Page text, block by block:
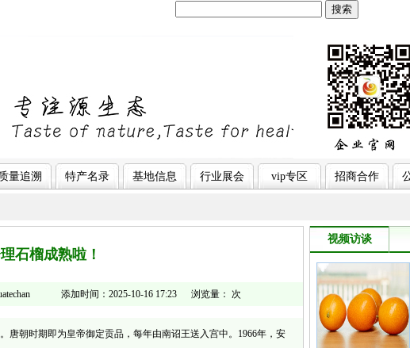
搜索
量追溯 特产名录 基地信息 行业展会 vip专区 招商合作
石榴成熟啦！
添加时间：2025-10-16 17:23 浏览量： 次
唐朝时期即为皇帝御定贡品，每年由南诏王送入宫中。1966年，安
视频访谈